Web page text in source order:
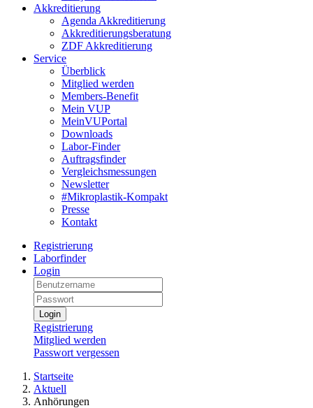
Akkreditierung
Agenda Akkreditierung
Akkreditierungsberatung
ZDF Akkreditierung
Service
Überblick
Mitglied werden
Members-Benefit
Mein VUP
MeinVUPortal
Downloads
Labor-Finder
Auftragsfinder
Vergleichsmessungen
Newsletter
#Mikroplastik-Kompakt
Presse
Kontakt
Registrierung
Laborfinder
Login
Login
Registrierung
Mitglied werden
Passwort vergessen
Startseite
Aktuell
Anhörungen